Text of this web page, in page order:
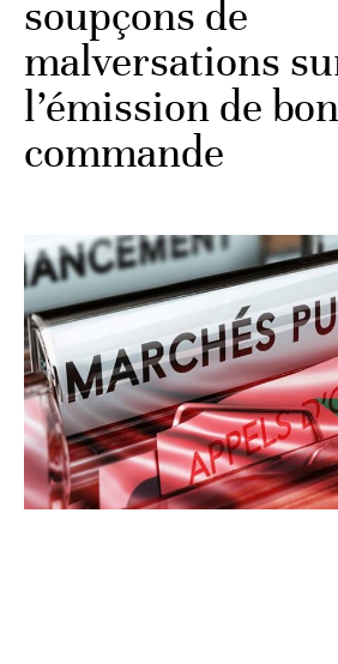
soupçons de
malversations
l’émission de
commande